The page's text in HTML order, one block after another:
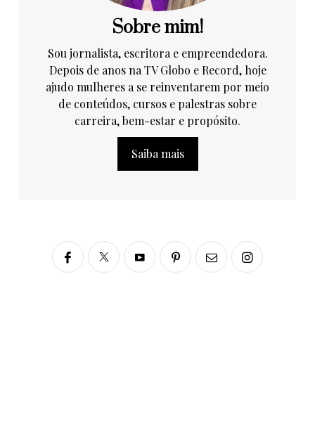
Sobre mim!
Sou jornalista, escritora e empreendedora.
Depois de anos na TV Globo e Record, hoje
ajudo mulheres a se reinventarem por meio
de conteúdos, cursos e palestras sobre
carreira, bem-estar e propósito.
Saiba mais